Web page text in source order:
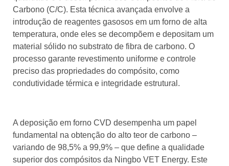
Carbono (C/C). Esta técnica avançada envolve a
introdução de reagentes gasosos em um forno de alta
temperatura, onde eles se decompõem e depositam um
material sólido no substrato de fibra de carbono. O
processo garante revestimento uniforme e controle
preciso das propriedades do compósito, como
condutividade térmica e integridade estrutural.
A deposição em forno CVD desempenha um papel
fundamental na obtenção do alto teor de carbono –
variando de 98,5% a 99,9% – que define a qualidade
superior dos compósitos da Ningbo VET Energy. Este